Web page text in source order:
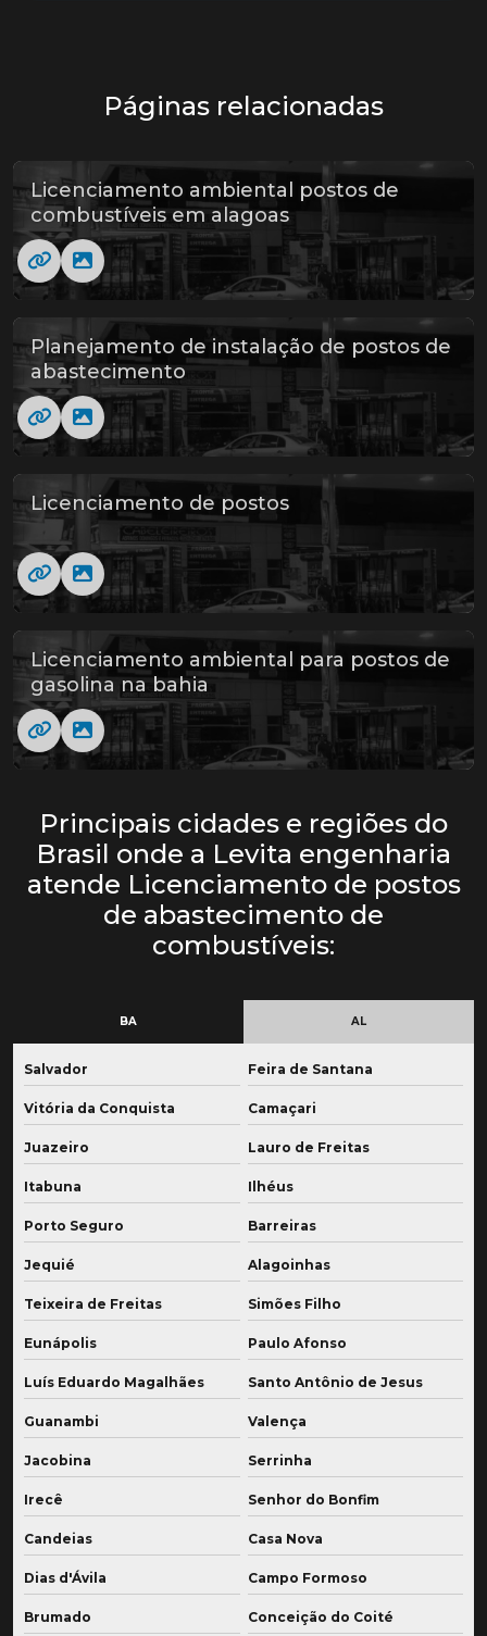
Páginas relacionadas
Licenciamento ambiental postos de
combustíveis em alagoas
Planejamento de instalação de postos de
abastecimento
Licenciamento de postos
Licenciamento ambiental para postos de
gasolina na bahia
Principais cidades e regiões do
Brasil onde a Levita engenharia
atende Licenciamento de postos
de abastecimento de
combustíveis:
BA AL
Salvador Feira de Santana
Vitória da Conquista Camaçari
Juazeiro Lauro de Freitas
Itabuna Ilhéus
Porto Seguro Barreiras
Jequié Alagoinhas
Teixeira de Freitas Simões Filho
Eunápolis Paulo Afonso
Luís Eduardo Magalhães Santo Antônio de Jesus
Guanambi Valença
Jacobina Serrinha
Irecê Senhor do Bonfim
Candeias Casa Nova
Dias d'Ávila Campo Formoso
Brumado Conceição do Coité